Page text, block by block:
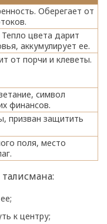
Оберегает от
цвета дарит
аккумулирует ее.
от порчи и клеветы.
символ
финансов.
призван защитить
поля, место
к центру;